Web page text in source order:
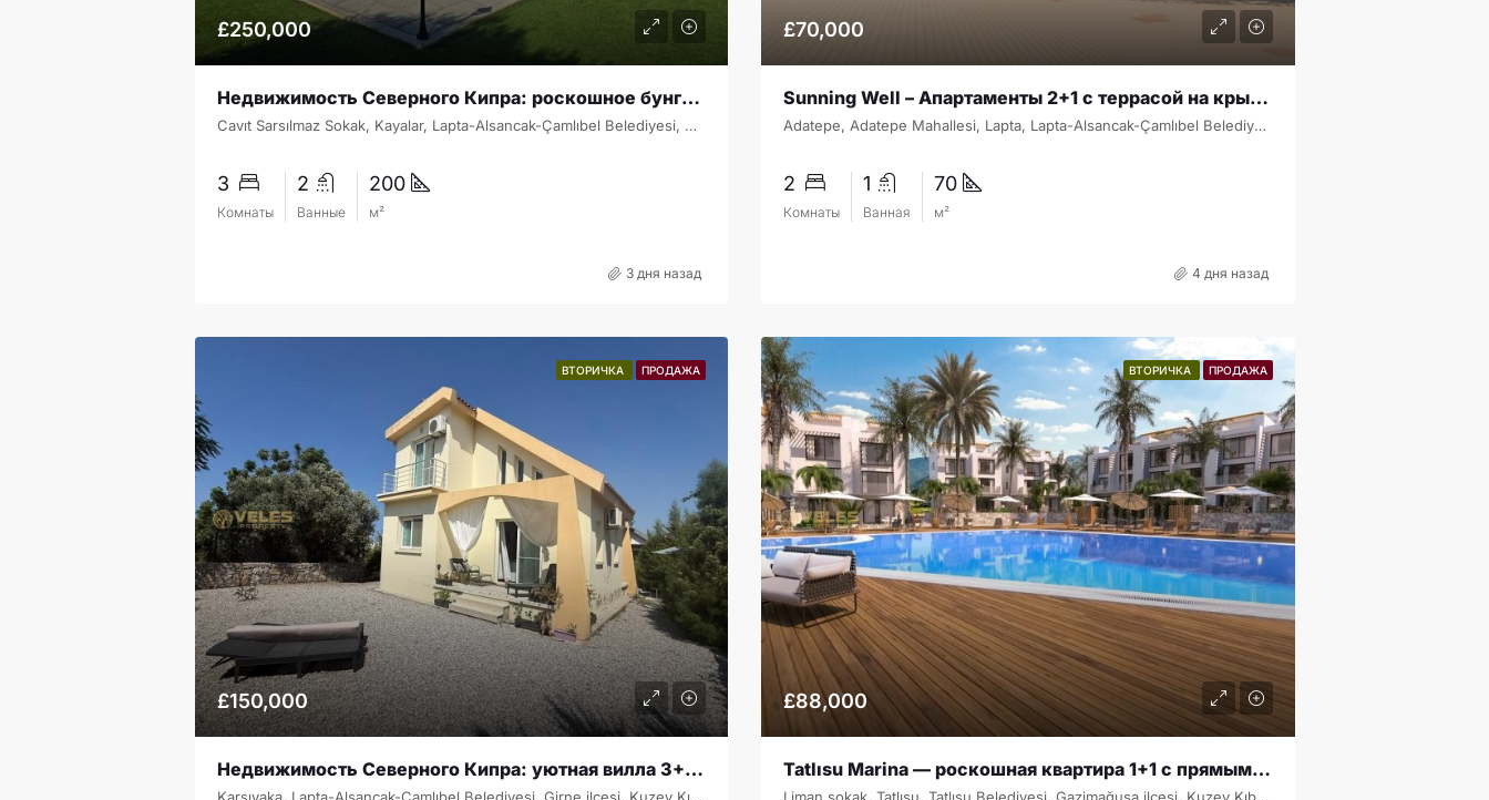
£250,000
Недвижимость Северного Кипра: роскошное бунгало 3+1 в Кайалар с панорамным видом на море и горы
Cavıt Sarsılmaz Sokak, Kayalar, Lapta-Alsancak-Çamlıbel Belediyesi, Girne ilçesi, Kuzey Kıbrıs, 99440, Κύπρος - Kıbrıs
3
Комнаты
2
Ванные
200
м²
3 дня назад
£70,000
Sunning Well – Апартаменты 2+1 с террасой на крыше | Лапта SA-2444
Adatepe, Adatepe Mahallesi, Lapta, Lapta-Alsancak-Çamlıbel Belediyesi, Girne ilçesi, Kuzey Kıbrıs, 99420, Κύπρος - Kıbrıs
2
Комнаты
1
Ванная
70
м²
4 дня назад
ВТОРИЧКА ПРОДАЖА
£150,000
Недвижимость Северного Кипра: уютная вилла 3+1 в Каршияке с панорамным видом на море и горы
ВТОРИЧКА ПРОДАЖА
£88,000
Tatlısu Marina — роскошная квартира 1+1 с прямым видом на море на Северном Кипре SA-1-0484